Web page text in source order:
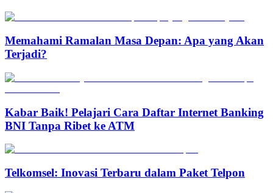
Memahami Ramalan Masa Depan: Apa yang Akan
Terjadi?
Kabar Baik! Pelajari Cara Daftar Internet Banking
BNI Tanpa Ribet ke ATM
Telkomsel: Inovasi Terbaru dalam Paket Telpon